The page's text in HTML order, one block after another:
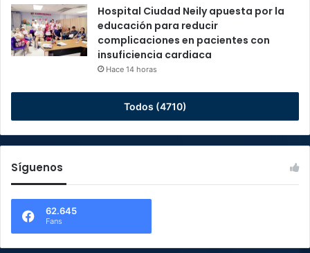
Hospital Ciudad Neily apuesta por la
educación para reducir
complicaciones en pacientes con
insuficiencia cardiaca
Hace 14 horas
Todos (4710)
Síguenos
62.645
Fans